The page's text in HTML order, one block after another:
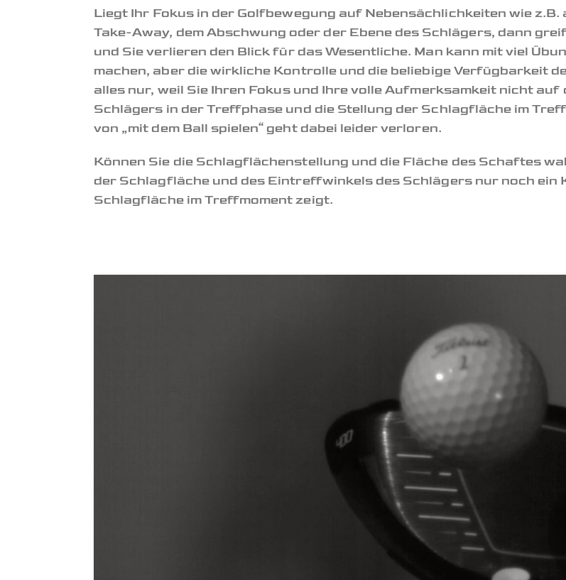
Liegt Ihr Fokus in der Golfbewegung auf Nebensächlichkeiten wie
Take-Away, dem Abschwung oder der Ebene des Schlägers, dann
und Sie verlieren den Blick für das Wesentliche. Man kann mit viel
machen, aber die wirkliche Kontrolle und die beliebige Verfügbarkeit
alles nur, weil Sie Ihren Fokus und Ihre volle Aufmerksamkeit nicht
Schlägers in der Treffphase und die Stellung der Schlagfläche im
von „mit dem Ball spielen“ geht dabei leider verloren.
Können Sie die Schlagflächenstellung und die Fläche des Schaftes
der Schlagfläche und des Eintreffwinkels des Schlägers nur noch ein
Schlagfläche im Treffmoment zeigt.